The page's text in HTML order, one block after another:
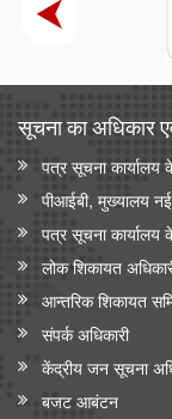
सूचना का अधिकार
पत्र सूचना कार्यालय
पीआईबी, मुख्यालय
पत्र सूचना कार्यालय
लोक शिकायत
आन्‍तरिक शिकायत
संपर्क अधिकारी
केंद्रीय जन सूचना
बजट आबंटन